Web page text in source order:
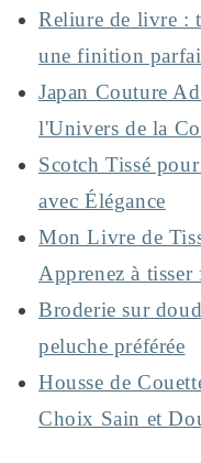
Reliure de livre :
une finition
Japan Couture
l'Univers de la
Scotch Tissé
avec Élégance
Mon Livre de
Apprenez à tisser
Broderie sur
peluche préférée
Housse de
Choix Sain et